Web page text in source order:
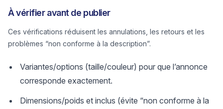
À vérifier avant de publier
Ces vérifications réduisent les annulations, les retours et les
problèmes “non conforme à la description”.
Variantes/options (taille/couleur) pour que l’annonce
corresponde exactement.
Dimensions/poids et inclus (évite “non conforme à la